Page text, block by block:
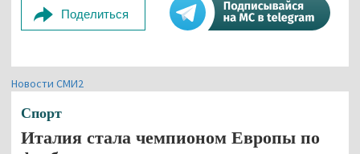
Поделиться
Новости СМИ2
Спорт
Италия стала чемпионом Европы по